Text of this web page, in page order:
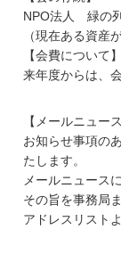
NPO法人 緑の
（現在ある資産
【会費について】
来年度からは、
【メールニュース
お知らせ事項の
たします。
メールニュース
その旨を事務局
アドレスリスト